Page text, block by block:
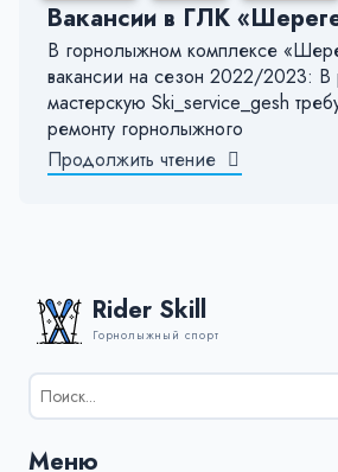
Вакансии в ГЛК
В горнолыжном комплексе
вакансии на сезон 2022/2023: В
мастерскую Ski_service_gesh
ремонту горнолыжного
Продолжить чтение
Rider Skill
Горнолыжный спорт
Результаты
поиска
%s:
Меню